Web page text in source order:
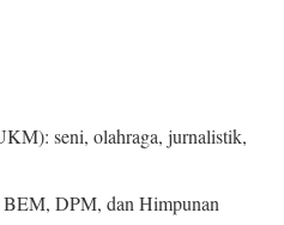
seni, olahraga, jurnalistik,
BEM, DPM, dan Himpunan